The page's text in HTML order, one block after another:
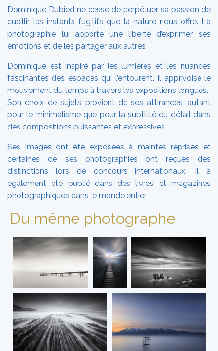
Dominique Dubied ne cesse de perpétuer sa passion de
cueillir les instants fugitifs que la nature nous offre. La
photographie lui apporte une liberté d’exprimer ses
émotions et de les partager aux autres.
Dominique est inspiré par les lumières et les nuances
fascinantes des espaces qui l’entourent. Il apprivoise le
mouvement du temps à travers les expositions longues.
Son choix de sujets provient de ses attirances, autant
pour le minimalisme que pour la subtilité du détail dans
des compositions puissantes et expressives.
Ses images ont été exposées à maintes reprises et
certaines de ses photographies ont reçues des
distinctions lors de concours internationaux. Il a
également été publié dans des livres et magazines
photographiques dans le monde entier.
Du même photographe